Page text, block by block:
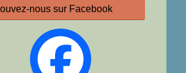
nous sur Facebook